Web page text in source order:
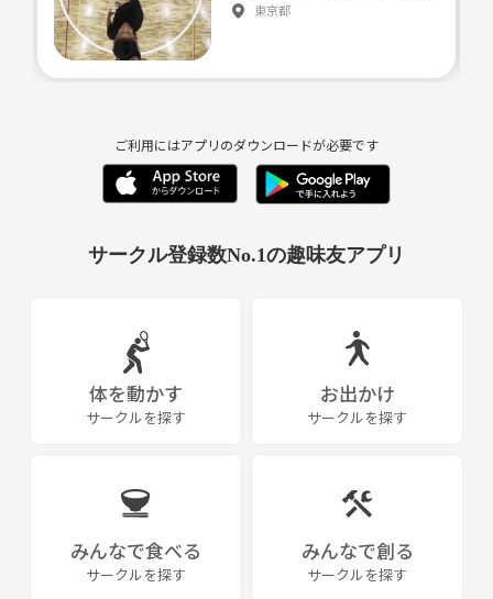
東京都
ご利用にはアプリのダウンロードが必要です
サークル登録数No.1の趣味友アプリ
体を動かす
サークルを探す
お出かけ
サークルを探す
みんなで食べる
サークルを探す
みんなで創る
サークルを探す